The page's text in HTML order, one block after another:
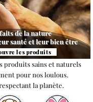
les produits
de la nature
santé et leur bien être
produits sains et naturels
pour nos loulous.
la planète.